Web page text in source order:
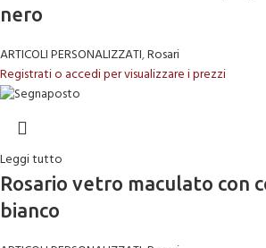
nero
ARTICOLI PERSONALIZZATI,Rosari
Registrati o accedi per visualizzare i prezzi
Leggi tutto
Rosario vetro maculato con
bianco